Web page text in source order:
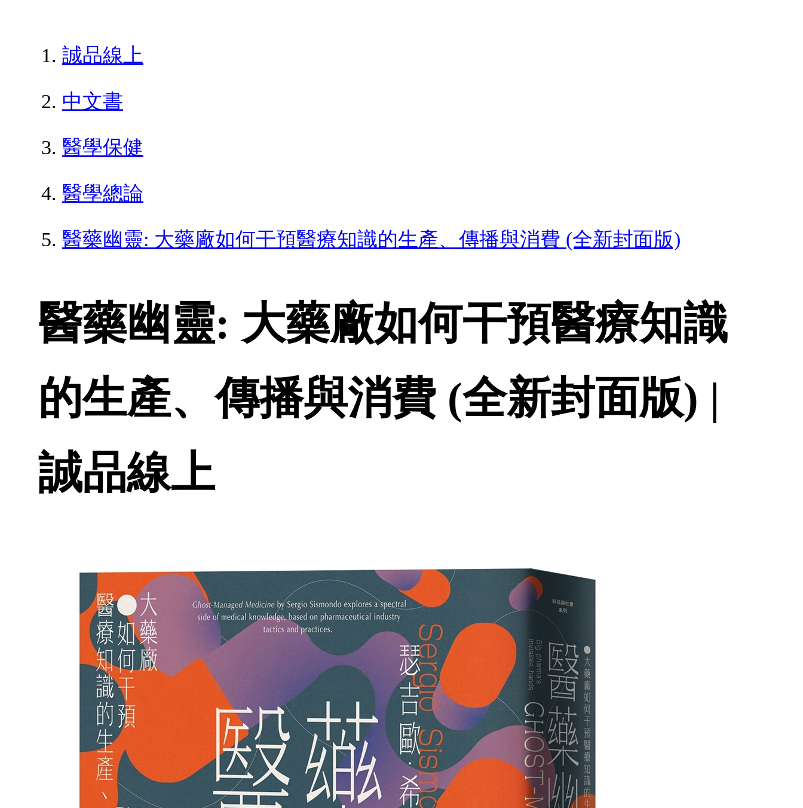
誠品線上
中文書
醫學保健
醫學總論
醫藥幽靈: 大藥廠如何干預醫療知識的生產、傳播與消費 (全新封面版)
醫藥幽靈: 大藥廠如何干預醫療知識
的生產、傳播與消費 (全新封面版) |
誠品線上